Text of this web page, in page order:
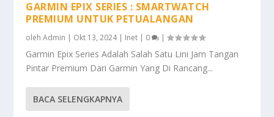
GARMIN EPIX SERIES : SMARTWATCH
PREMIUM UNTUK PETUALANGAN
olehAdmin | Okt 13, 2024| Inet | 0 |
Garmin Epix Series Adalah Salah Satu Lini Jam Tangan
Pintar Premium Dari Garmin Yang Di Rancang...
BACA SELENGKAPNYA